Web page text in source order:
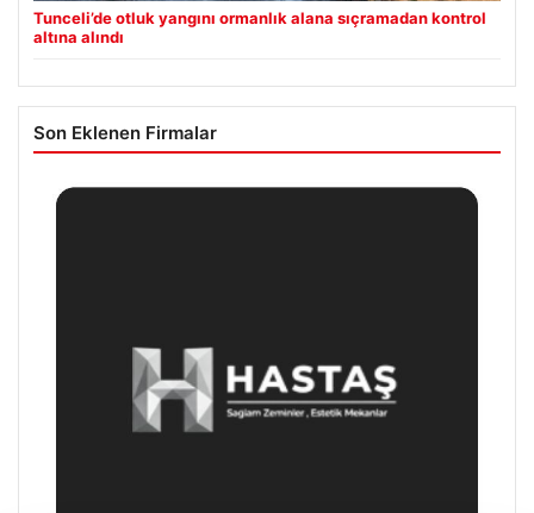
Tunceli’de otluk yangını ormanlık alana sıçramadan kontrol
altına alındı
Son Eklenen Firmalar